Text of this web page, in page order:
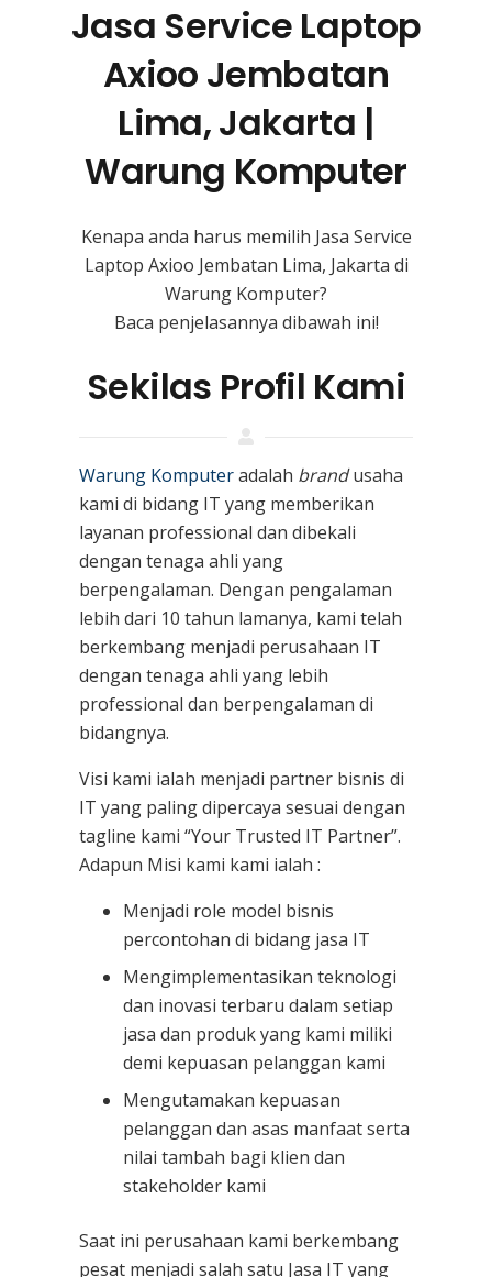
Jasa Service Laptop
Axioo Jembatan
Lima, Jakarta |
Warung Komputer
Kenapa anda harus memilih Jasa Service
Laptop Axioo Jembatan Lima, Jakarta di
Warung Komputer?
Baca penjelasannya dibawah ini!
Sekilas Profil Kami
Warung Komputeradalah brandusaha
kami di bidang IT yang memberikan
layanan professional dan dibekali
dengan tenaga ahli yang
berpengalaman. Dengan pengalaman
lebih dari 10 tahun lamanya, kami telah
berkembang menjadi perusahaan IT
dengan tenaga ahli yang lebih
professional dan berpengalaman di
bidangnya.
Visi kami ialah menjadi partner bisnis di
IT yang paling dipercaya sesuai dengan
tagline kami “Your Trusted IT Partner”.
Adapun Misi kami kami ialah :
Menjadi role model bisnis
percontohan di bidang jasa IT
Mengimplementasikan teknologi
dan inovasi terbaru dalam setiap
jasa dan produk yang kami miliki
demi kepuasan pelanggan kami
Mengutamakan kepuasan
pelanggan dan asas manfaat serta
nilai tambah bagi klien dan
stakeholder kami
Saat ini perusahaan kami berkembang
pesat menjadi salah satu Jasa IT yang